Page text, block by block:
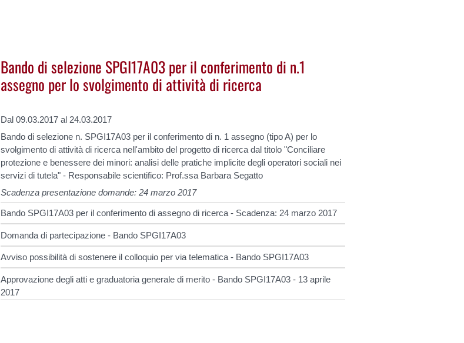
Bando di selezione SPGI17A03 per il conferimento di n.1
assegno per lo svolgimento di attività di ricerca
Dal 09.03.2017 al 24.03.2017
Bando di selezione n. SPGI17A03 per il conferimento di n. 1 assegno (tipo A) per lo
svolgimento di attività di ricerca nell'ambito del progetto di ricerca dal titolo "Conciliare
protezione e benessere dei minori: analisi delle pratiche implicite degli operatori sociali nei
servizi di tutela" - Responsabile scientifico: Prof.ssa Barbara Segatto
Scadenza presentazione domande: 24 marzo 2017
Bando SPGI17A03 per il conferimento di assegno di ricerca - Scadenza: 24 marzo 2017
Domanda di partecipazione - Bando SPGI17A03
Avviso possibilità di sostenere il colloquio per via telematica - Bando SPGI17A03
Approvazione degli atti e graduatoria generale di merito - Bando SPGI17A03 - 13 aprile
2017